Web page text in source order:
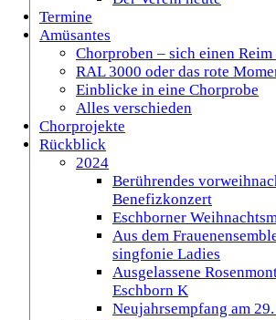
Termine
Amüsantes
Chorproben – sich einen
RAL 3000 oder das rote
Einblicke in eine Chorprobe
Alles verschieden
Chorprojekte
Rückblick
2024
Berührendes
Benefizkonzert
Eschborner
Aus dem
singfonie Ladies
Ausgelassene
Eschborn K
Neujahrsempfang am